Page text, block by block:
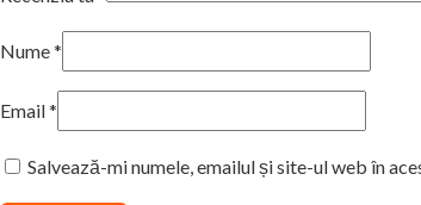
Nume*
Email*
Salvează-mi numele, emailul și site-ul web în